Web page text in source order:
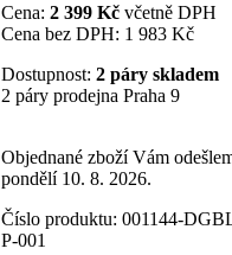
Cena: 2 399 Kč včetně DPH
Cena bez DPH: 1 983 Kč
Dostupnost: 2 páry skladem
2 páry prodejna Praha 9
Objednané zboží Vám
pondělí 10. 8. 2026.
Číslo produktu: 001144-
P-001